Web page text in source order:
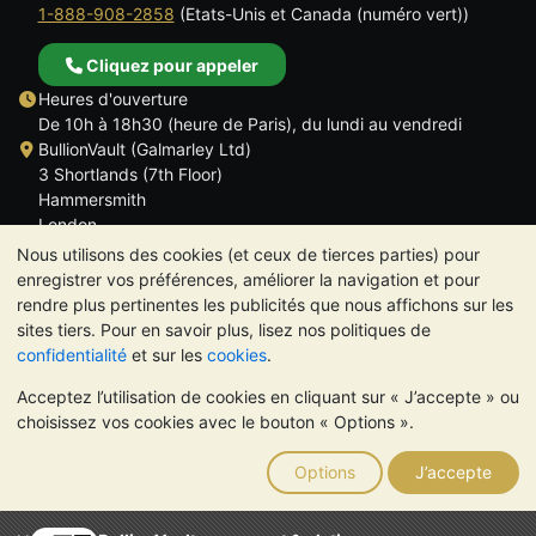
Nous utilisons des cookies (et ceux de tierces parties) pour
enregistrer vos préférences, améliorer la navigation et pour
rendre plus pertinentes les publicités que nous affichons sur les
sites tiers. Pour en savoir plus, lisez nos politiques de
confidentialité et sur les cookies.
Acceptez l’utilisation de cookies en cliquant sur « J’accepte » ou
choisissez vos cookies avec le bouton « Options ».
Options J’accepte
1-888-908-2858 (Etats-Unis et Canada (numéro vert))
Cliquez pour appeler
Heures d'ouverture
De 10h à 18h30 (heure de Paris), du lundi au vendredi
BullionVault (Galmarley Ltd)
3 Shortlands (7th Floor)
Hammersmith
London
W6 8DA
ROYAUME UNI
TrustScore 4.6 | 534 avis
VEUILLEZ NOTER: La valeur des métaux précieux peut aussi
bien baisser qu'augmenter. Les tendances historiques ne
garantissent pas l'évolution future des cours. Rien sur les sites
Internet de BullionVault ou dans ses communications ne
constitue un conseil en investissement. Demander l'avis d'un